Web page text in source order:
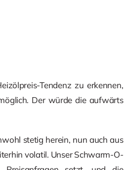
Tendenz zu erkennen,
Der würde die aufwärts
stetig herein, nun auch aus
volatil. Unser Schwarm-O-